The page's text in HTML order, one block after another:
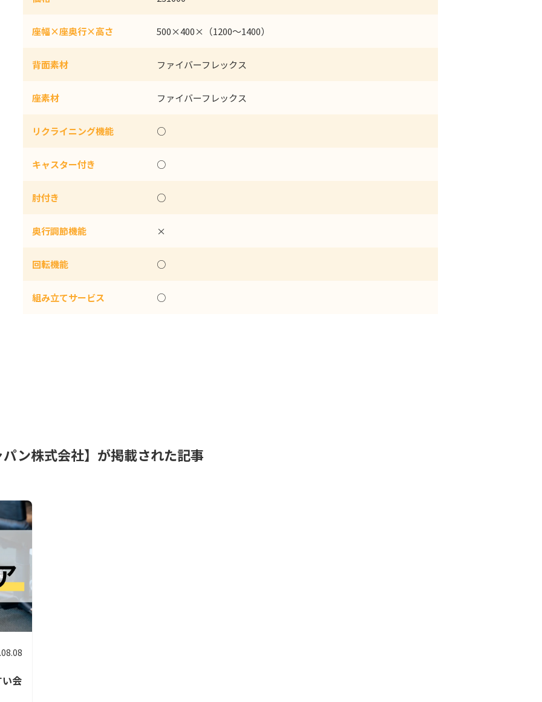
座幅×座奥行×高さ 500×400×（1200～1400）
背面素材 ファイバーフレックス
座素材 ファイバーフレックス
リクライニング機能 ○
キャスター付き ○
肘付き ○
奥行調節機能 ×
回転機能 ○
組み立てサービス ○
ン株式会社】が掲載された記事
会